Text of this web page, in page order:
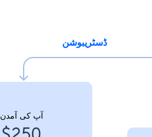
ڈسٹریبوشن
آپ کی آمدن